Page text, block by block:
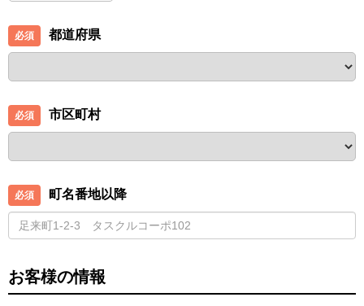
都道府県
市区町村
町名番地以降
お客様の情報